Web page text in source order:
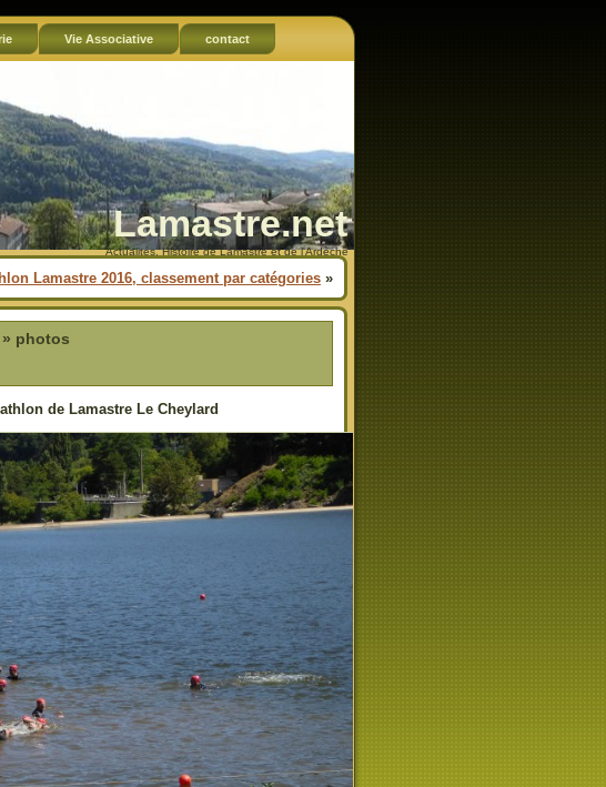
Vie Associative contact
Lamastre.net
Actualités, Histoire de Lamastre et de l'Ardèche
Lamastre 2016, classement par catégories »
photos
de Lamastre Le Cheylard